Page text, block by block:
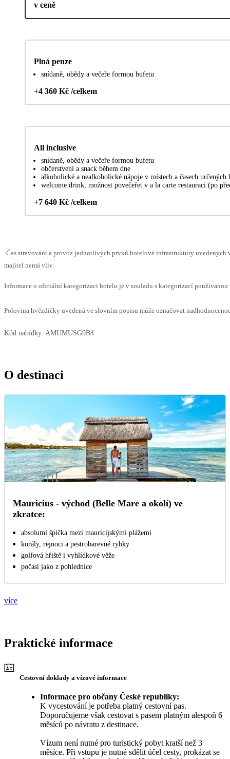
v ceně
Plná penze
snídaně, obědy a večeře formou bufetu
+4 360 Kč /celkem
All inclusive
snídaně, obědy a večeře formou bufetu
občerstvení a snack během dne
alkoholické a nealkoholické nápoje v místech a časech určených
welcome drink, možnost povečeřet v a la carte restauraci (po
+7 640 Kč /celkem
Čas stravování a provoz jednotlivých prvků hotelové infrastruktury uvedených
majitel nemá vliv.
Informace o oficiální kategorizaci hotelu je v souladu s kategorizací
Polovina hvězdičky uvedená ve slovním popisu může označovat
Kód nabídky: AMUMUSG9B4
O destinaci
Mauricius - východ (Belle Mare a okolí) ve
zkratce:
absolutní špička mezi mauricijskými plážemi
korály, rejnoci a pestrobarevné rybky
golfová hřiště i vyhlídkové věže
počasí jako z pohlednice
více
Praktické informace
Cestovní doklady a vízové informace
Informace pro občany České republiky:
K vycestování je potřeba platný cestovní pas.
Doporučujeme však cestovat s pasem platným alespoň 6
měsíců po návratu z destinace.
Vízum není nutné pro turistický pobyt kratší než 3
měsíce. Při vstupu je nutné sdělit účel cesty, prokázat se